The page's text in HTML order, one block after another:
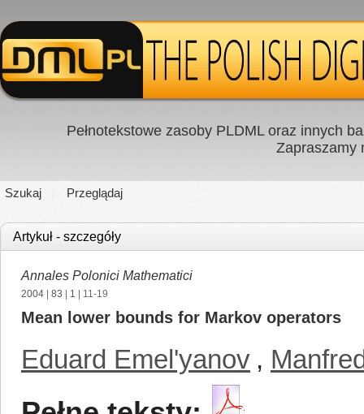
Pełnotekstowe zasoby PLDML oraz innych
Zapraszamy
Szukaj Przeglądaj
Artykuł - szczegóły
Annales Polonici Mathematici
2004 83 1 | 11-19
Mean lower bounds for Markov operators
Eduard Emel'yanov ,